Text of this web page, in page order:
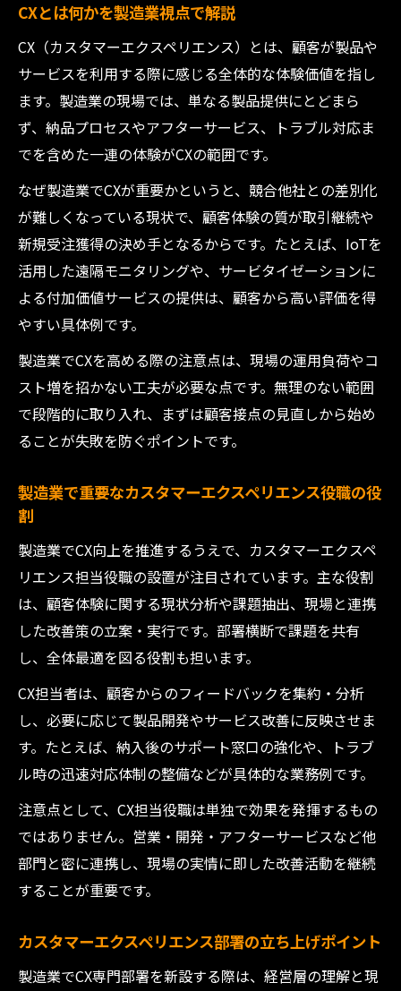
CXとは何かを製造業視点で解説
CX（カスタマーエクスペリエンス）とは、顧客が製品や
サービスを利用する際に感じる全体的な体験価値を指し
ます。製造業の現場では、単なる製品提供にとどまら
ず、納品プロセスやアフターサービス、トラブル対応ま
でを含めた一連の体験がCXの範囲です。
なぜ製造業でCXが重要かというと、競合他社との差別化
が難しくなっている現状で、顧客体験の質が取引継続や
新規受注獲得の決め手となるからです。たとえば、IoTを
活用した遠隔モニタリングや、サービタイゼーションに
よる付加価値サービスの提供は、顧客から高い評価を得
やすい具体例です。
製造業でCXを高める際の注意点は、現場の運用負荷やコ
スト増を招かない工夫が必要な点です。無理のない範囲
で段階的に取り入れ、まずは顧客接点の見直しから始め
ることが失敗を防ぐポイントです。
製造業で重要なカスタマーエクスペリエンス役職の役
割
製造業でCX向上を推進するうえで、カスタマーエクスペ
リエンス担当役職の設置が注目されています。主な役割
は、顧客体験に関する現状分析や課題抽出、現場と連携
した改善策の立案・実行です。部署横断で課題を共有
し、全体最適を図る役割も担います。
CX担当者は、顧客からのフィードバックを集約・分析
し、必要に応じて製品開発やサービス改善に反映させま
す。たとえば、納入後のサポート窓口の強化や、トラブ
ル時の迅速対応体制の整備などが具体的な業務例です。
注意点として、CX担当役職は単独で効果を発揮するもの
ではありません。営業・開発・アフターサービスなど他
部門と密に連携し、現場の実情に即した改善活動を継続
することが重要です。
カスタマーエクスペリエンス部署の立ち上げポイント
製造業でCX専門部署を新設する際は、経営層の理解と現